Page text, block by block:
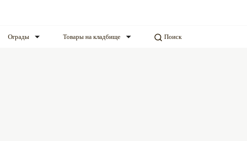
Ограды Товары на кладбище Поиск